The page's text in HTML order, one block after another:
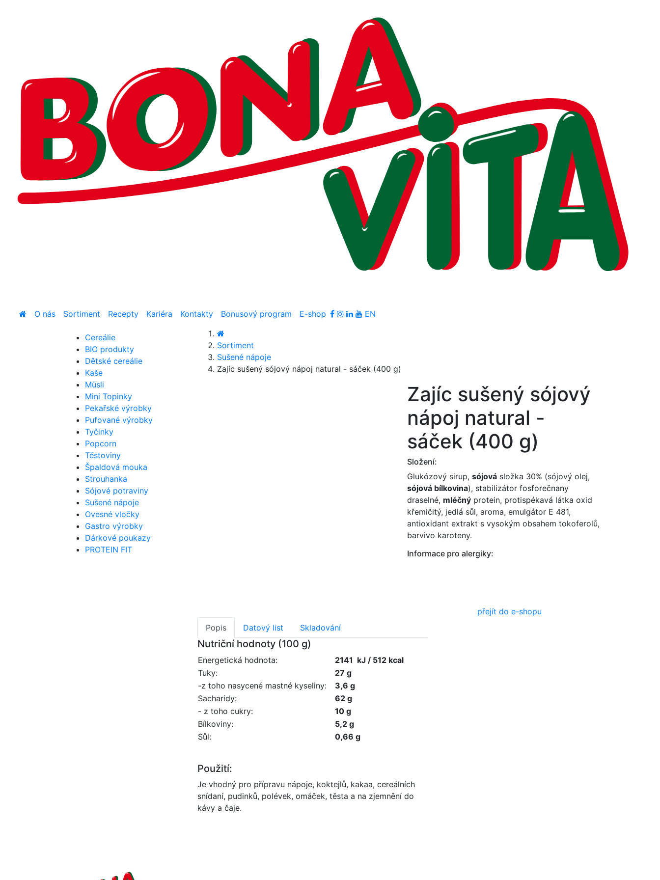
O nás Sortiment Recepty Kariéra Kontakty Bonusový program E-shop EN
Cereálie
BIO produkty
Dětské cereálie
Kaše
Müsli
Mini Topinky
Pekařské výrobky
Pufované výrobky
Tyčinky
Popcorn
Těstoviny
Špaldová mouka
Strouhanka
Sójové potraviny
Sušené nápoje
Ovesné vločky
Gastro výrobky
Dárkové poukazy
PROTEIN FIT
Sortiment
Sušené nápoje
Zajíc sušený sójový nápoj natural - sáček (400 g)
Zajíc sušený sójový
nápoj natural -
sáček (400 g)
Složení:
Glukózový sirup,sójová složka 30% (sójový olej,
sójová bílkovina), stabilizátor fosforečnany
draselné, mléčný protein, protispékavá látka oxid
křemičitý, jedlá sůl, aroma, emulgátor E 481,
antioxidant extrakt s vysokým obsahem tokoferolů,
barvivo karoteny.
Informace pro alergiky:
přejít do e-shopu
Popis
Datový list Skladování
Nutriční hodnoty (100 g)
Energetická hodnota:
2141 kJ / 512 kcal
Tuky:
27 g
-z toho nasycené mastné kyseliny:
3,6 g
Sacharidy:
62 g
- z toho cukry:
10 g
Bílkoviny:
5,2 g
Sůl:
0,66 g
Použití:
Je vhodný pro přípravu nápoje, koktejlů, kakaa, cereálních
snídaní, pudinků, polévek, omáček, těsta a na zjemnění do
kávy a čaje.